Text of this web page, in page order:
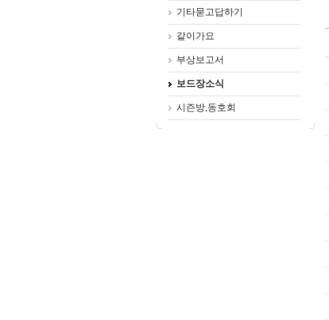
기타묻고답하기
같이가요
부상보고서
보드장소식
시즌방,동호회